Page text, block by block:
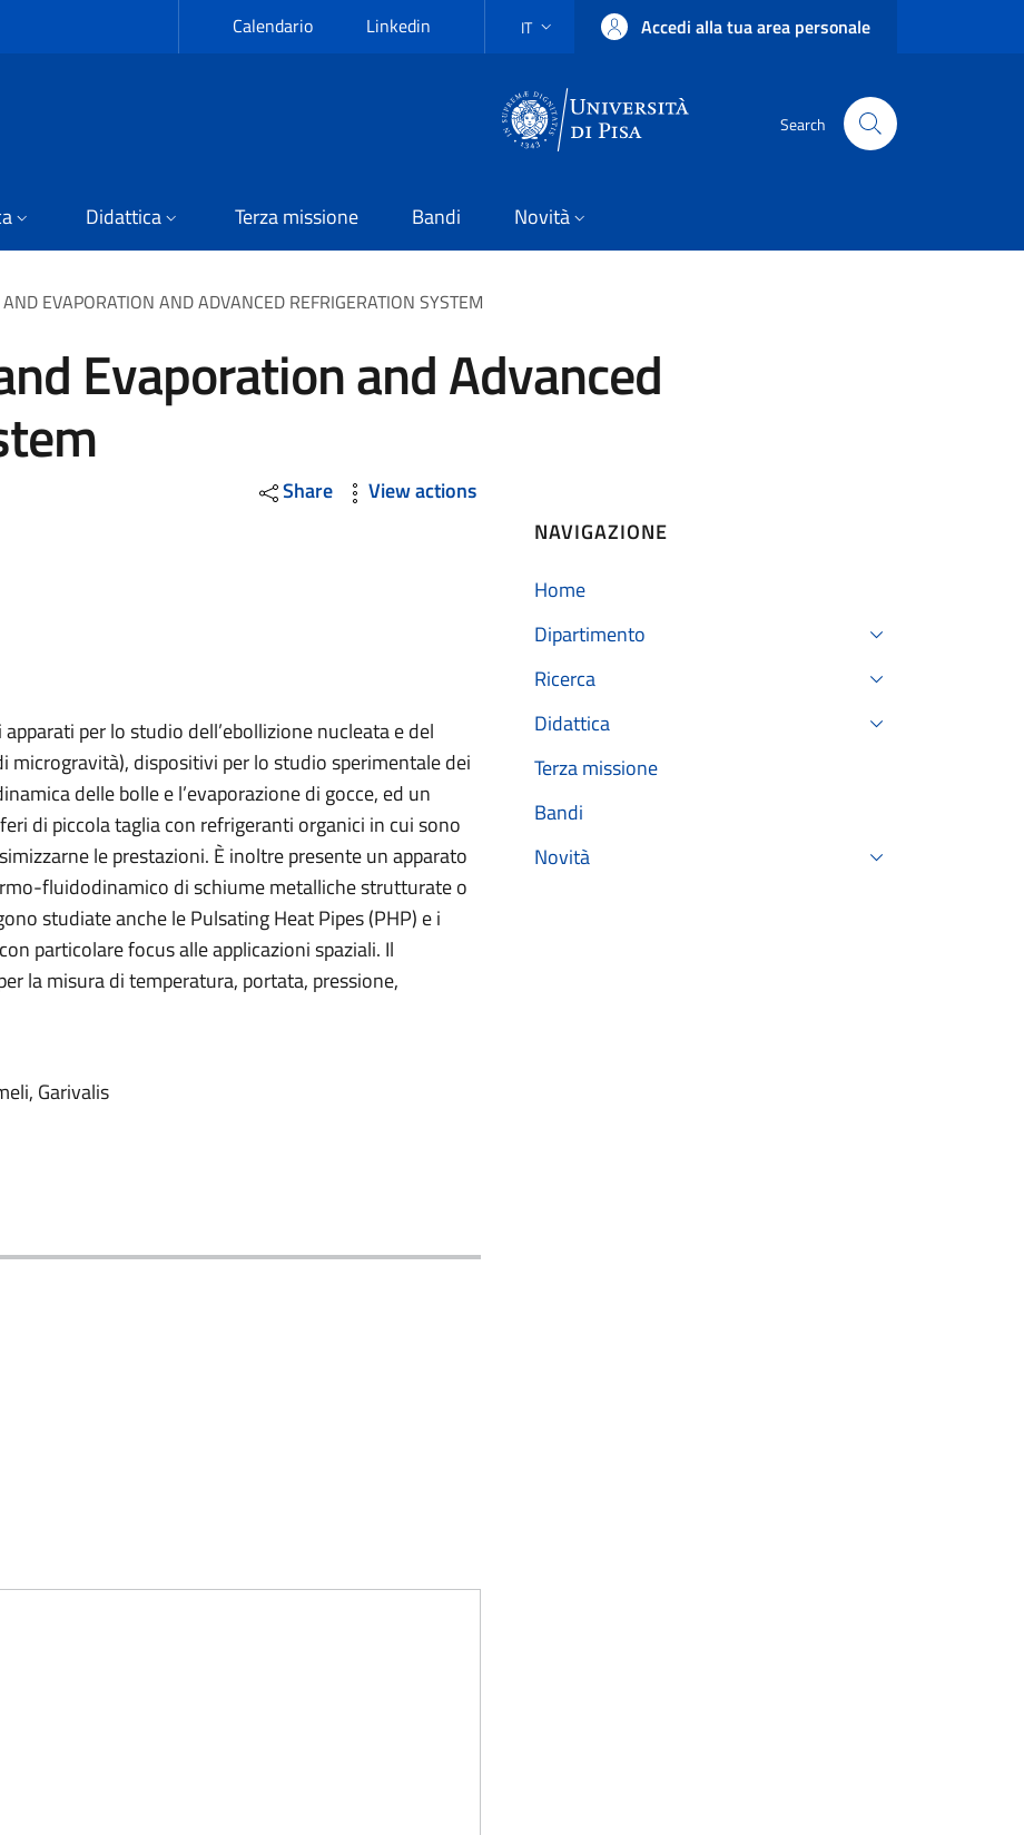
Calendario Linkedin SELETTORE LINGUA: CURRENT LANGUAGE
IT
Accedi alla tua area personale
Search
Didattica Terza missione Bandi Novità
EVAPORATION AND ADVANCED REFRIGERATION SYSTEM
Evaporation and Advanced
Share View actions
per lo studio dell’ebollizione nucleata e del
dispositivi per lo studio sperimentale dei
delle bolle e l’evaporazione di gocce, ed un
di piccola taglia con refrigeranti organici in cui sono
le prestazioni. È inoltre presente un apparato
fluidodinamico di schiume metalliche strutturate o
studiate anche le Pulsating Heat Pipes (PHP) e i
particolare focus alle applicazioni spaziali. Il
la misura di temperatura, portata, pressione,
Garivalis
NAVIGAZIONE
Home
Dipartimento
Ricerca
Didattica
Terza missione
Bandi
Novità